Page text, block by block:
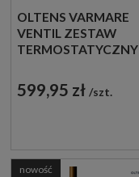
OLTENS VARMARE
VENTIL ZESTAW
TERMOSTATYCZNY
JEDNOOTWOROWY
LEWY MIEDŹ
599,95 zł szt.
nowość